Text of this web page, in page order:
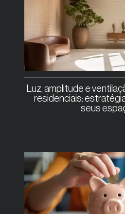
Luz, amplitude e
residenciais:
seus